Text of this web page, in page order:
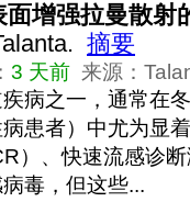
面增强拉曼散射
摘要
3 天前 来源：
病之一，通常在
患者）中尤为显
）、快速流感诊
毒，但这些...